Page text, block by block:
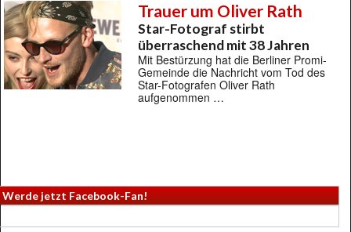
Trauer um Oliver Rath
Star-Fotograf stirbt
überraschend mit 38 Jahren
Mit Bestürzung hat die Berliner Promi-
Gemeinde die Nachricht vom Tod des
Star-Fotografen Oliver Rath
aufgenommen …
Werde jetzt Facebook-Fan!